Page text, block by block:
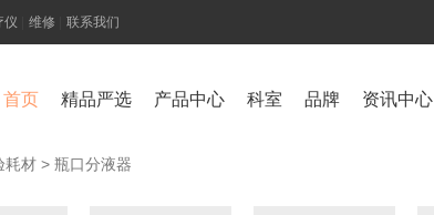
仪 维修 联系我们
首页 精品严选 产品中心 科室 品牌 资讯中心
耗材 > 瓶口分液器